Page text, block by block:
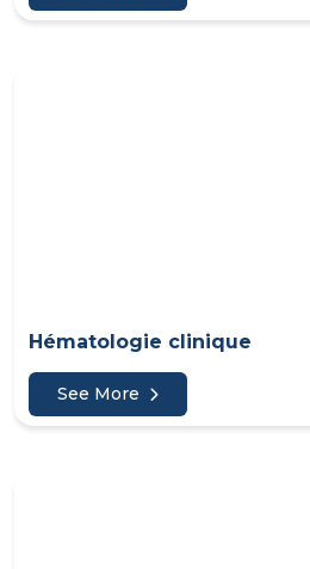
Hématologie clinique
See More